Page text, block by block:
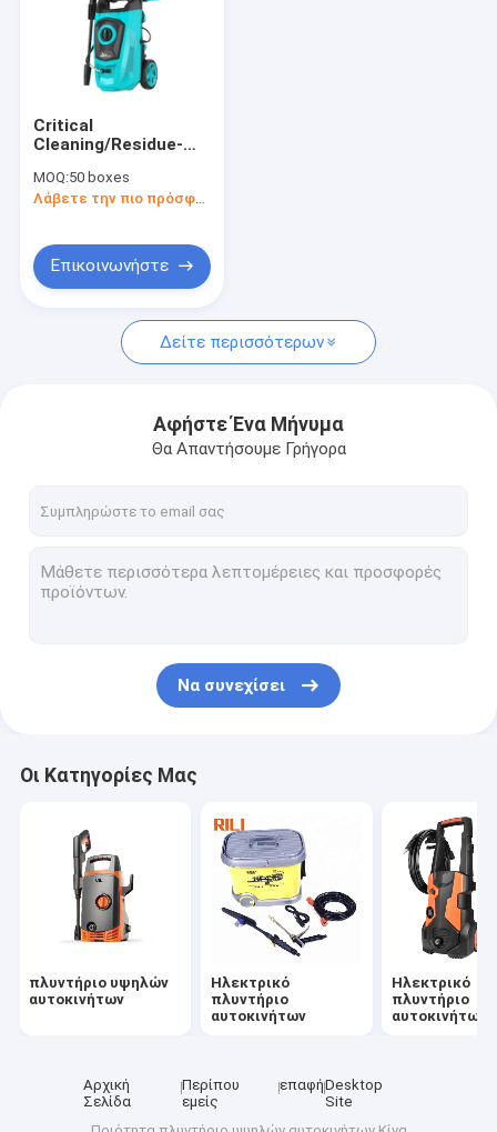
Ασύρματο πλυντήριο αυτοκινήτων
αυτόματο πλυντήριο αυτοκινήτων
Μηχανή πλύσης οχημάτων
Critical
Cleaning/Residue-
Electric High
Pressure Washer Car
MOQ:50 boxes
Λάβετε την πιο πρόσφατη τιμή
Επικοινωνήστε
Δείτε περισσότερων
Αφήστε Ένα Μήνυμα
Θα Απαντήσουμε Γρήγορα
Να συνεχίσει
Οι Κατηγορίες Μας
πλυντήριο υψηλών
αυτοκινήτων
Ηλεκτρικό
πλυντήριο
αυτοκινήτων
Ηλεκτρικό
πλυντήριο
αυτοκινήτων
Αρχική
Σελίδα
Περίπου
εμείς
επαφήDesktop
Site